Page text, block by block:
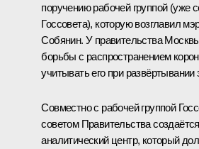
поручению рабочей группой (уже
Госсовета), которую возглавил
Собянин. У правительства
борьбы с распространением
учитывать его при
Совместно с рабочей группой
советом Правительства
аналитический центр, который